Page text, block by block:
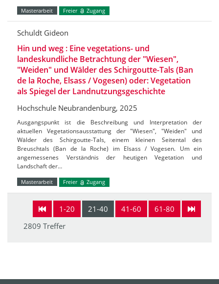
Masterarbeit Freier Zugang
Schuldt Gideon
Hin und weg : Eine vegetations- und
landeskundliche Betrachtung der "Wiesen",
"Weiden" und Wälder des Schirgoutte-Tals (Ban
de la Roche, Elsass / Vogesen) oder: Vegetation
als Spiegel der Landnutzungsgeschichte
Hochschule Neubrandenburg, 2025
Ausgangspunkt ist die Beschreibung und Interpretation der
aktuellen Vegetationsausstattung der "Wiesen", "Weiden" und
Wälder des Schirgoutte-Tals, einem kleinen Seitental des
Breuschtals (Ban de la Roche) im Elsass / Vogesen. Um ein
angemessenes Verständnis der heutigen Vegetation und
Landschaft der…
Masterarbeit Freier Zugang
1-20 21-40 41-60
61-80
2809 Treffer